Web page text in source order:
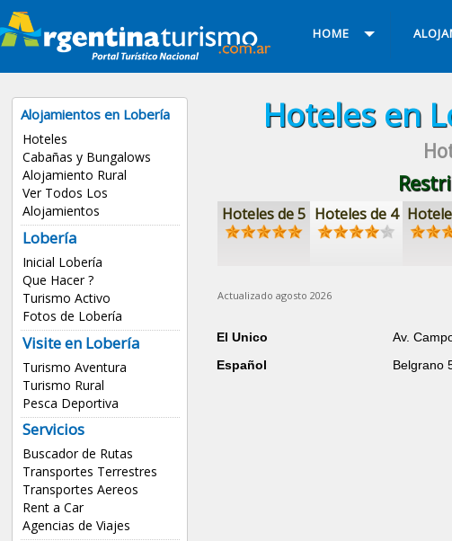
HOME
Alojamientos en Lobería
Hoteles
Cabañas y Bungalows
Alojamiento Rural
Ver Todos Los
Alojamientos
Lobería
Inicial Lobería
Que Hacer ?
Turismo Activo
Fotos de Lobería
Visite en Lobería
Turismo Aventura
Turismo Rural
Pesca Deportiva
Servicios
Buscador de Rutas
Transportes Terrestres
Transportes Aereos
Rent a Car
Agencias de Viajes
Hoteles en
Hoteles de 5 Hoteles de 4
Actualizado agosto 2026
El Unico Av.
Español
Belgrano